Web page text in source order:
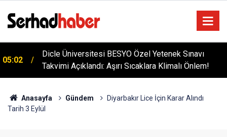
04:51
Diyarbakır'da İşçi Kıyımı: 45 Derece Sıcakta 763
Gündür Adalet Bekliyorlar
Anasayfa Gündem
Diyarbakır Lice İçin Karar Alındı
Tarih 3 Eylül